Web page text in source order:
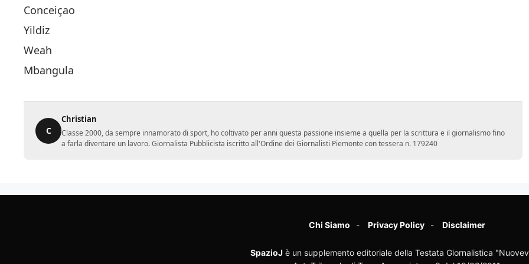
Conceiçao
Yildiz
Weah
Mbangula
C
Christian
Classe 2000, da sempre innamorato di sport, ho coltivato per anni questa passione insieme a quella per la scrittura e il giornalismo fino
a farla diventare un lavoro. Giornalista Pubblicista iscritto all'Ordine dei Giornalisti Piemonte con tessera n. 179240
Chi Siamo Privacy Policy Disclaimer
SpazioJ è un supplemento editoriale della Testata Giornalistica